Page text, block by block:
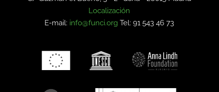
Localización
E-mail: info@funci.org Tel: 91 543 46 73